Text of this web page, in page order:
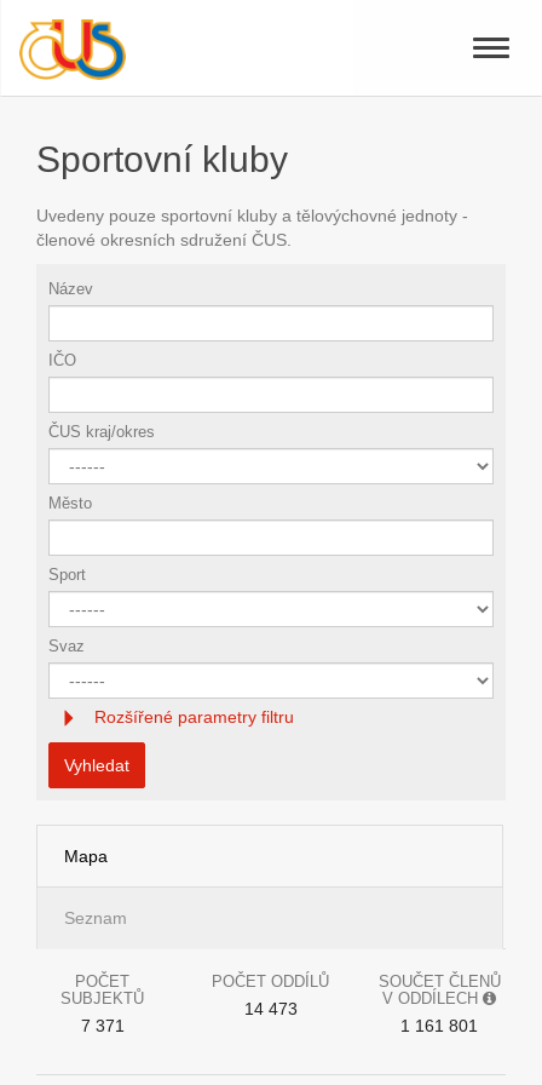
Toggle
Sportovní kluby
Uvedeny pouze sportovní kluby a tělovýchovné jednoty -
členové okresních sdružení ČUS.
Název
IČO
ČUS kraj/okres
Město
Sport
Svaz
Rozšířené parametry filtru
Vyhledat
Mapa
Seznam
POČET
SUBJEKTŮ
7 371
POČET ODDÍLŮ
14 473
SOUČET ČLENŮ
V ODDÍLECH
1 161 801